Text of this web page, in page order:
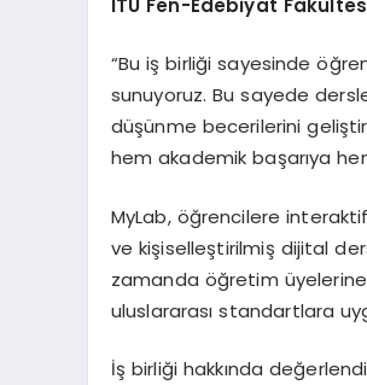
“Bu iş birliği sayesinde
sunuyoruz. Bu sayede
düşünme becerilerini
hem akademik başarıya
MyLab, öğrencilere
ve kişiselleştirilmiş dijital
zamanda öğretim üyelerine
uluslararası standartlara
İş birliği hakkında